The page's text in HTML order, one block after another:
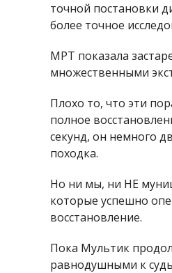
точной постановки
более точное
МРТ показала
множественными
Плохо то, что эти
полное
секунд, он немного
походка.
Но ни мы, ни НЕ
которые успешно
восстановление.
Пока Мультик
равнодушными к